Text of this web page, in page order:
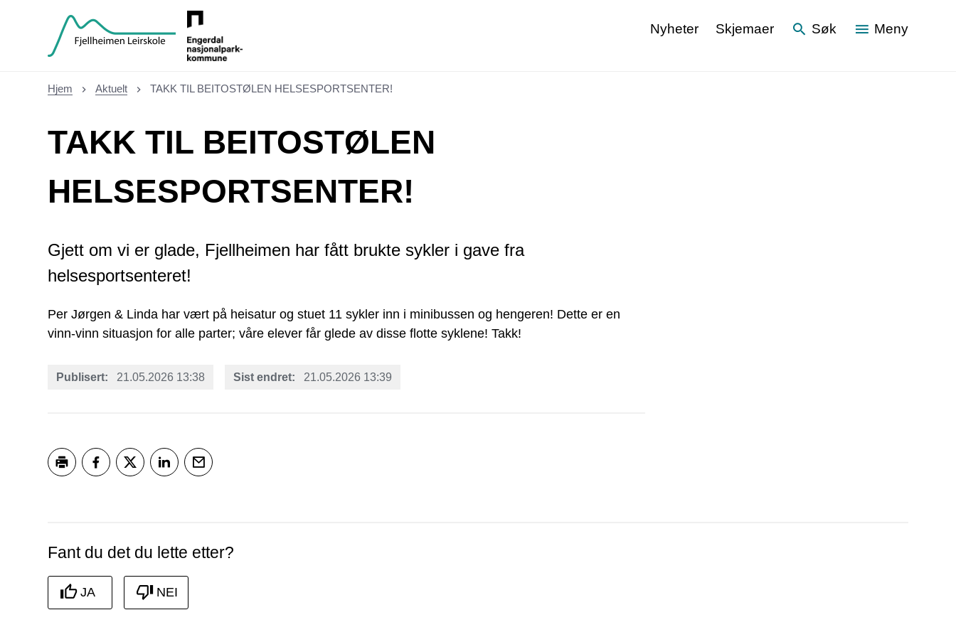
Fjellheimen Leirskole Nyheter Skjemaer Søk Meny
Du er her:
Hjem Aktuelt TAKK TIL BEITOSTØLEN HELSESPORTSENTER!
TAKK TIL BEITOSTØLEN
HELSESPORTSENTER!
Gjett om vi er glade, Fjellheimen har fått brukte sykler i gave fra
helsesportsenteret!
Per Jørgen & Linda har vært på heisatur og stuet 11 sykler inn i minibussen og hengeren! Dette er en
vinn-vinn situasjon for alle parter; våre elever får glede av disse flotte syklene! Takk!
Publisert 21.05.2026 13:38 Sist endret 21.05.2026 13:39
Fant du det du lette etter?
JA NEI